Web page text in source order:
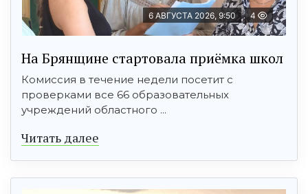
6 АВГУСТА 2026, 9:50 4
На Брянщине стартовала приёмка школ
Комиссия в течение недели посетит с
проверками все 66 образовательных
учреждений областного ...
Читать далее